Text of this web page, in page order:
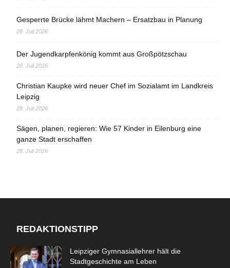
Gesperrte Brücke lähmt Machern – Ersatzbau in Planung
28. Juli 2026
Der Jugendkarpfenkönig kommt aus Großpötzschau
28. Juli 2026
Christian Kaupke wird neuer Chef im Sozialamt im Landkreis
Leipzig
28. Juli 2026
Sägen, planen, regieren: Wie 57 Kinder in Eilenburg eine
ganze Stadt erschaffen
28. Juli 2026
REDAKTIONSTIPP
Leipziger Gymnasiallehrer hält die
Stadtgeschichte am Leben